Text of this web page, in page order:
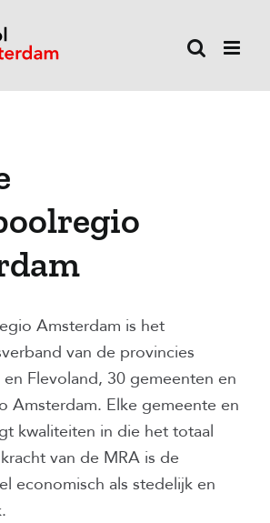
Amsterdam is het
van de provincies
Flevoland, 30 gemeenten en
Amsterdam. Elke gemeente en
kwaliteiten in die het totaal
van de MRA is de
economisch als stedelijk en